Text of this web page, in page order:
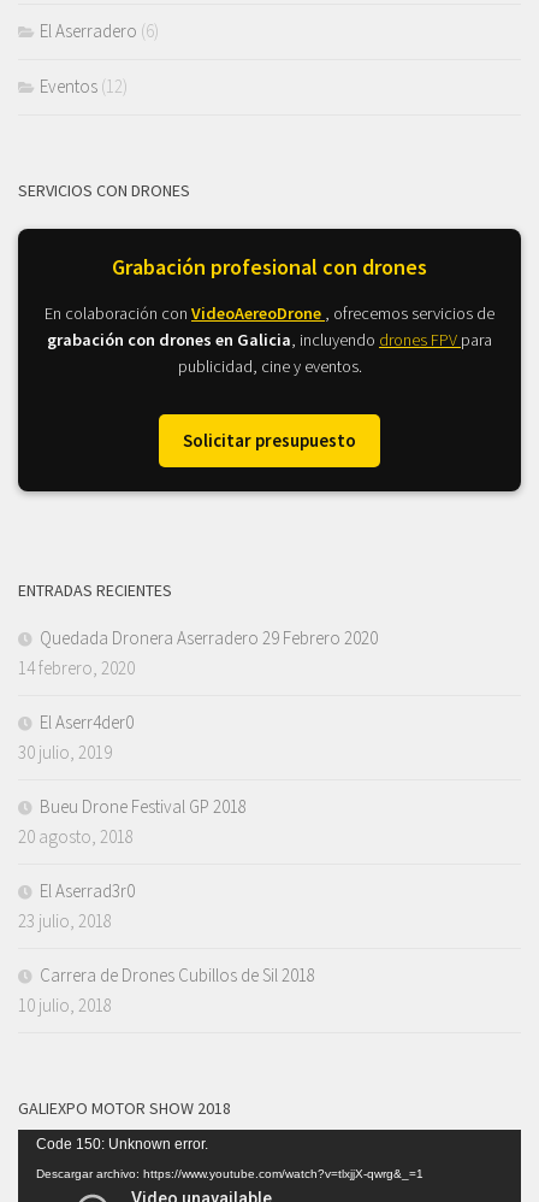
El Aserradero (6)
Eventos (12)
SERVICIOS CON DRONES
Grabación profesional con drones
En colaboración con VideoAereoDrone , ofrecemos servicios de
grabación con drones en Galicia, incluyendo drones FPV para
publicidad, cine y eventos.
Solicitar presupuesto
ENTRADAS RECIENTES
Quedada Dronera Aserradero 29 Febrero 2020
14 febrero, 2020
El Aserr4der0
30 julio, 2019
Bueu Drone Festival GP 2018
20 agosto, 2018
El Aserrad3r0
23 julio, 2018
Carrera de Drones Cubillos de Sil 2018
10 julio, 2018
GALIEXPO MOTOR SHOW 2018
Reproductor
Code 150: Unknown error.
Descargar archivo: https://www.youtube.com/watch?v=tlxjjX-qwrg&_=1